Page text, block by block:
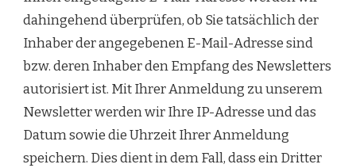
dahingehend überprüfen, ob Sie tatsächlich der
Inhaber der angegebenen E-Mail-Adresse sind
bzw. deren Inhaber den Empfang des Newsletters
autorisiert ist. Mit Ihrer Anmeldung zu unserem
Newsletter werden wir Ihre IP-Adresse und das
Datum sowie die Uhrzeit Ihrer Anmeldung
speichern. Dies dient in dem Fall, dass ein Dritter